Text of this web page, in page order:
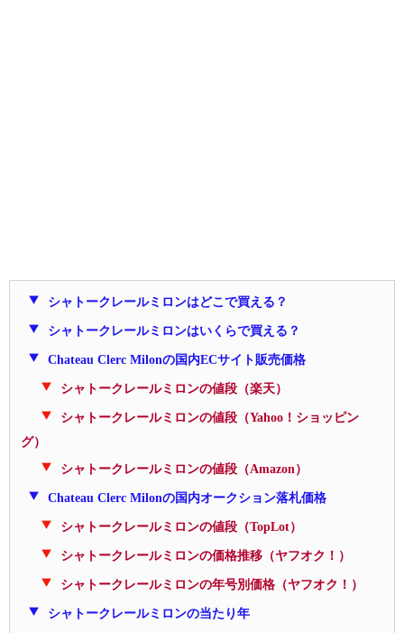
シャトークレールミロンはどこで買える？
シャトークレールミロンはいくらで買える？
Chateau Clerc Milonの国内ECサイト販売価格
シャトークレールミロンの値段（楽天）
シャトークレールミロンの値段（Yahoo！ショッピン
グ）
シャトークレールミロンの値段（Amazon）
Chateau Clerc Milonの国内オークション落札価格
シャトークレールミロンの値段（TopLot）
シャトークレールミロンの価格推移（ヤフオク！）
シャトークレールミロンの年号別価格（ヤフオク！）
シャトークレールミロンの当たり年